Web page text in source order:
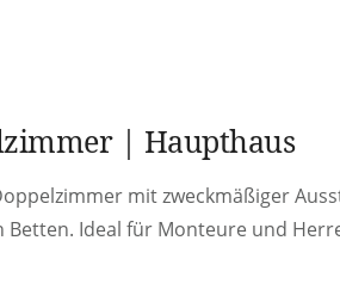
| Haupthaus
mit zweckmäßiger
Betten. Ideal für Monteure und